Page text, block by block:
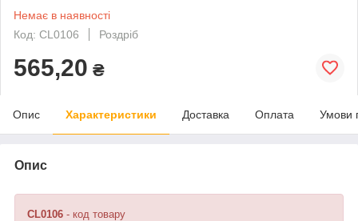
Немає в наявності
Код: CL0106
Роздріб
565,20 ₴
Опис Характеристики Доставка Оплата Умови
Опис
CL0106 - код товару